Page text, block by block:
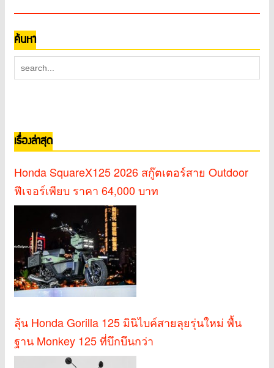
ค้นหา
เรื่องล่าสุด
Honda SquareX125 2026 สกู๊ตเตอร์สาย Outdoor
ฟีเจอร์เพียบ ราคา 64,000 บาท
ลุ้น Honda Gorilla 125 มินิไบค์สายลุยรุ่นใหม่ พื้น
ฐาน Monkey 125 ที่บึกบึนกว่า